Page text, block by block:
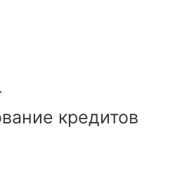
кредитов